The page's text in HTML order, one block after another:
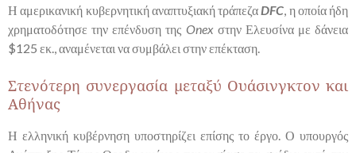
Η αμερικανική κυβερνητική αναπτυξιακή τράπεζαDFC, η οποία ήδη
χρηματοδότησε την επένδυση της Onexστην Ελευσίνα με δάνεια
$125 εκ., αναμένεται να συμβάλει στην επέκταση.
Στενότερη συνεργασία μεταξύ Ουάσινγκτον και
Αθήνας
Η ελληνική κυβέρνηση υποστηρίζει επίσης το έργο. Ο υπουργός